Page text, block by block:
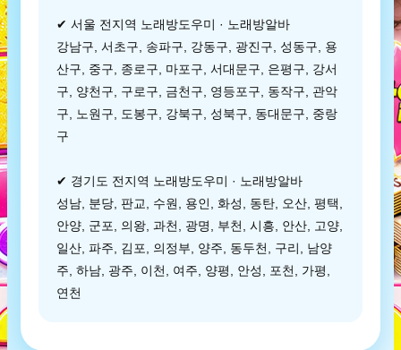
✔ 서울 전지역 노래방도우미 · 노래방알바
강남구, 서초구, 송파구, 강동구, 광진구, 성동구, 용
산구, 중구, 종로구, 마포구, 서대문구, 은평구, 강서
구, 양천구, 구로구, 금천구, 영등포구, 동작구, 관악
구, 노원구, 도봉구, 강북구, 성북구, 동대문구, 중랑
구
✔ 경기도 전지역 노래방도우미 · 노래방알바
성남, 분당, 판교, 수원, 용인, 화성, 동탄, 오산, 평택,
안양, 군포, 의왕, 과천, 광명, 부천, 시흥, 안산, 고양,
일산, 파주, 김포, 의정부, 양주, 동두천, 구리, 남양
주, 하남, 광주, 이천, 여주, 양평, 안성, 포천, 가평,
연천